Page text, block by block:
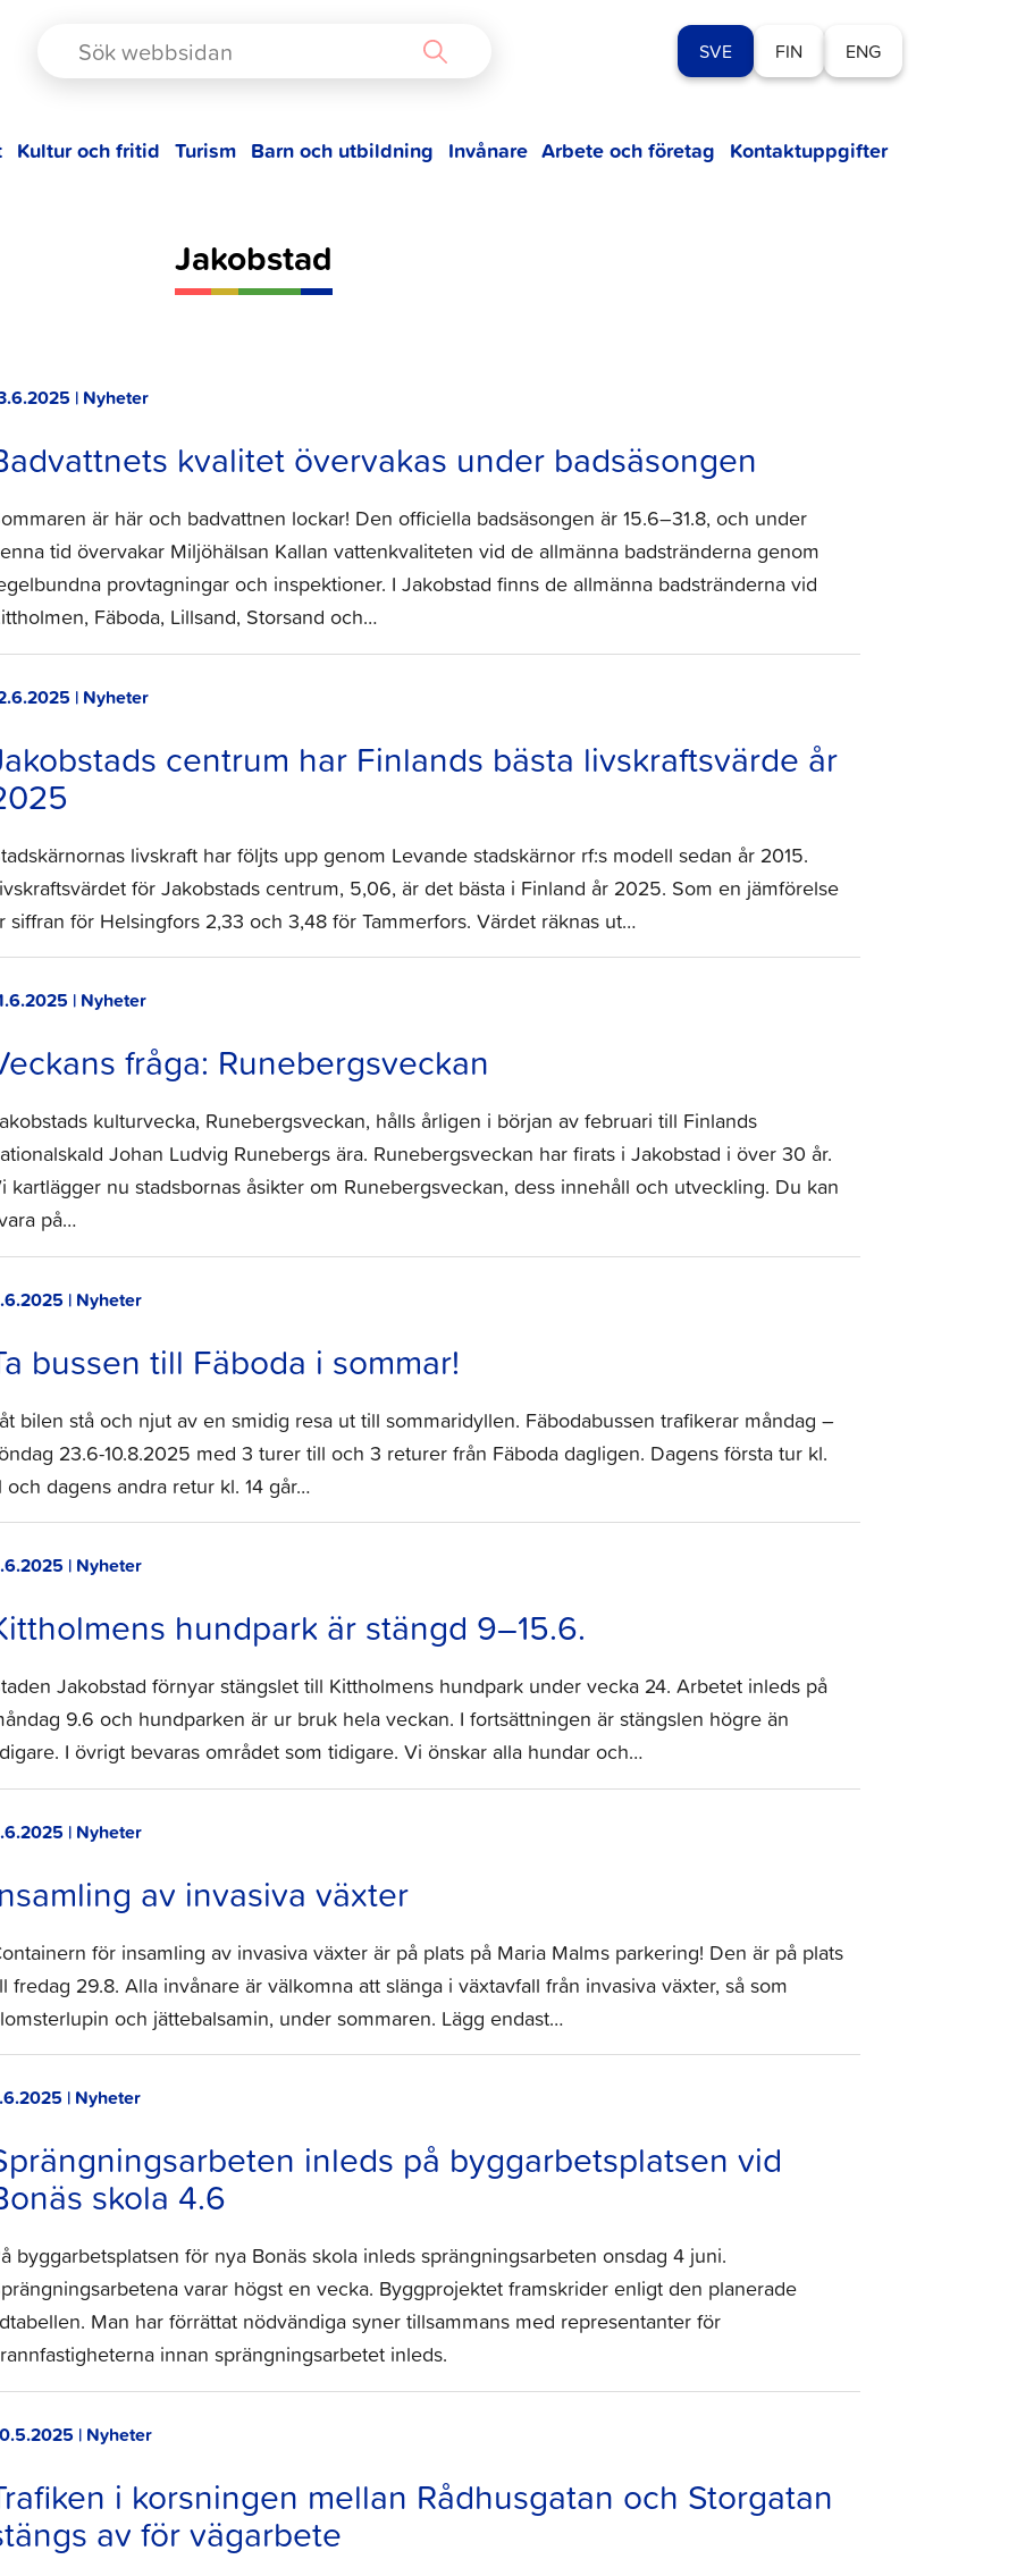
SVE FIN ENG
Kultur och fritid Turism Barn och utbildning Invånare Arbete och företag Kontaktuppgifter
Jakobstad
| Nyheter
kvalitet övervakas under badsäsongen
är här och badvattnen lockar! Den officiella badsäsongen är 15.6–31.8, och under
tid övervakar Miljöhälsan Kallan vattenkvaliteten vid de allmänna badstränderna genom
provtagningar och inspektioner. I Jakobstad finns de allmänna badstränderna vid
Fäboda, Lillsand, Storsand och…
| Nyheter
centrum har Finlands bästa livskraftsvärde år
livskraft har följts upp genom Levande stadskärnor rf:s modell sedan år 2015.
för Jakobstads centrum, 5,06, är det bästa i Finland år 2025. Som en jämförelse
siffran för Helsingfors 2,33 och 3,48 för Tammerfors. Värdet räknas ut…
| Nyheter
fråga: Runebergsveckan
kulturvecka, Runebergsveckan, hålls årligen i början av februari till Finlands
Johan Ludvig Runebergs ära. Runebergsveckan har firats i Jakobstad i över 30 år.
kartlägger nu stadsbornas åsikter om Runebergsveckan, dess innehåll och utveckling. Du kan
på…
| Nyheter
bussen till Fäboda i sommar!
bilen stå och njut av en smidig resa ut till sommaridyllen. Fäbodabussen trafikerar måndag –
23.6-10.8.2025 med 3 turer till och 3 returer från Fäboda dagligen. Dagens första tur kl.
och dagens andra retur kl. 14 går…
| Nyheter
hundpark är stängd 9–15.6.
Jakobstad förnyar stängslet till Kittholmens hundpark under vecka 24. Arbetet inleds på
9.6 och hundparken är ur bruk hela veckan. I fortsättningen är stängslen högre än
I övrigt bevaras området som tidigare. Vi önskar alla hundar och…
| Nyheter
av invasiva växter
för insamling av invasiva växter är på plats på Maria Malms parkering! Den är på plats
fredag 29.8. Alla invånare är välkomna att slänga i växtavfall från invasiva växter, så som
och jättebalsamin, under sommaren. Lägg endast…
| Nyheter
inleds på byggarbetsplatsen vid
skola 4.6
byggarbetsplatsen för nya Bonäs skola inleds sprängningsarbeten onsdag 4 juni.
varar högst en vecka. Byggprojektet framskrider enligt den planerade
Man har förrättat nödvändiga syner tillsammans med representanter för
innan sprängningsarbetet inleds.
| Nyheter
i korsningen mellan Rådhusgatan och Storgatan
av för vägarbete